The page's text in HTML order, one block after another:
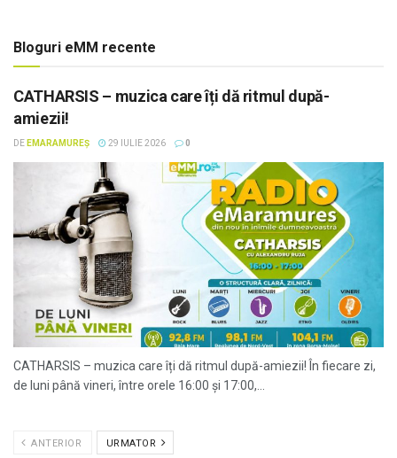
Bloguri eMM recente
CATHARSIS – muzica care îți dă ritmul după-
amiezii!
DE EMARAMUREȘ 29 IULIE 2026 0
CATHARSIS – muzica care îți dă ritmul după-amiezii! În fiecare zi,
de luni până vineri, între orele 16:00 și 17:00,...
ANTERIOR URMATOR